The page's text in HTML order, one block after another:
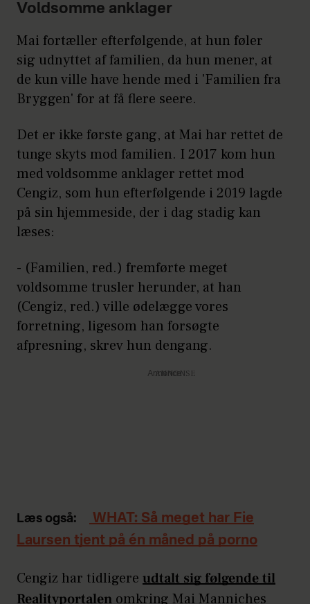
Voldsomme anklager
Mai fortæller efterfølgende, at hun føler
sig udnyttet af familien, da hun mener, at
de kun ville have hende med i 'Familien fra
Bryggen' for at få flere seere.
Det er ikke første gang, at Mai har rettet de
tunge skyts mod familien. I 2017 kom hun
med voldsomme anklager rettet mod
Cengiz, som hun efterfølgende i 2019 lagde
på sin hjemmeside, der i dag stadig kan
læses:
- (Familien, red.) fremførte meget
voldsomme trusler herunder, at han
(Cengiz, red.) ville ødelægge vores
forretning, ligesom han forsøgte
afpresning, skrev hun dengang.
Annonce
Læs også:
WHAT: Så meget har Fie
Laursen tjent på én måned på porno
Cengiz har tidligere udtalt sig følgende til
Realityportalen omkring Mai Manniches